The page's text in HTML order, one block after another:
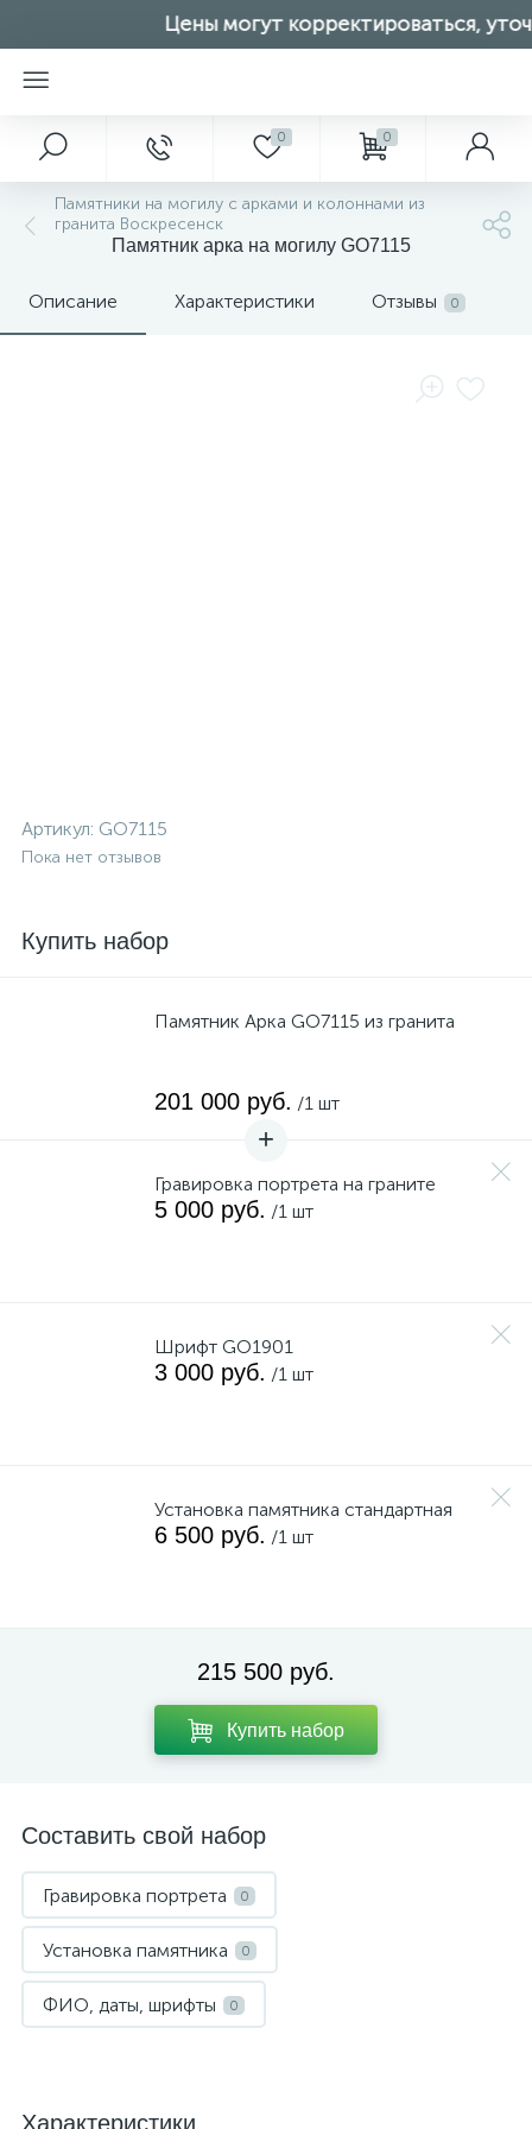
Цены могут корректироваться,
0 0
Памятники на могилу с арками и колоннами из
гранита Воскресенск
Памятник арка на могилу GO7115
Описание Характеристики Отзывы 0
Артикул: GO7115
Пока нет отзывов
Купить набор
Памятник Арка GO7115 из гранита
201 000 руб. /1 шт
Гравировка портрета на граните
5 000 руб. /1 шт
Шрифт GO1901
3 000 руб. /1 шт
Установка памятника стандартная
6 500 руб. /1 шт
215 500 руб.
Купить набор
Составить свой набор
Гравировка портрета 0
Установка памятника 0
ФИО, даты, шрифты 0
Характеристики